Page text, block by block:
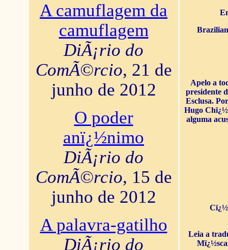
A camuflagem da
camuflagem
DiÃ¡rio do
ComÃ©rcio, 21 de
junho de 2012
O poder
anï¿½nimo
DiÃ¡rio do
ComÃ©rcio, 15 de
junho de 2012
A palavra-gatilho
DiÃ¡rio do
Apelo a
presidente
Esclusa.
Hugo
alguma
Leia a